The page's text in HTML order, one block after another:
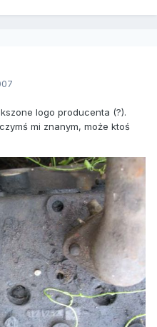
logo producenta (?).
mi znanym, może ktoś